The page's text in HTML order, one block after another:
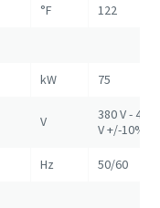
°F 122
kW 75
V
380 V - 460
V +/-10%
Hz 50/60